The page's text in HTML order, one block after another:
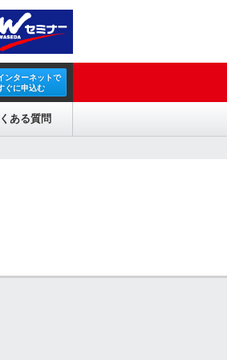
ンターネットで
ぐに申込む
ある質問